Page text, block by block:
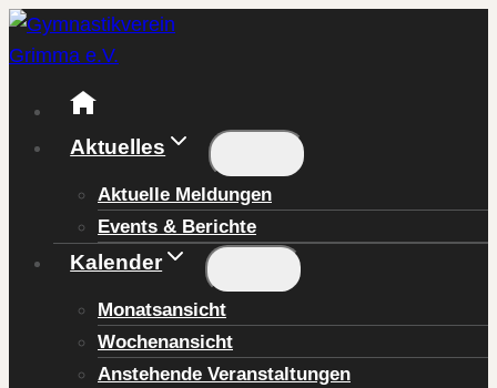
Zum
Inhalt
springen
Aktuelles
Aktuelle Meldungen
Events & Berichte
Kalender
Monatsansicht
Wochenansicht
Anstehende Veranstaltungen